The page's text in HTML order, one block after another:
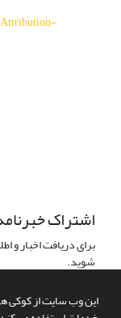
این وب سایت از کوکی ها
Attribution-
اشتراک
برای دریافت اخبار و
شوید.